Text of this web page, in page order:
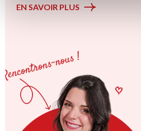
EN SAVOIR PLUS